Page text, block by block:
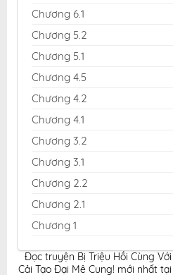
Chương 6.1
Chương 5.2
Chương 5.1
Chương 4.5
Chương 4.2
Chương 4.1
Chương 3.2
Chương 3.1
Chương 2.2
Chương 2.1
Chương 1
Đọc truyện Bị Triệu Hồi Cùng
Cải Tạo Đại Mê Cung! mới nhất